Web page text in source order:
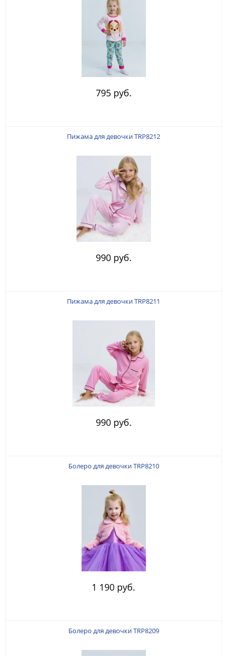
795 руб.
Пижама для девочки TRP8212
990 руб.
Пижама для девочки TRP8211
990 руб.
Болеро для девочки TRP8210
1 190 руб.
Болеро для девочки TRP8209